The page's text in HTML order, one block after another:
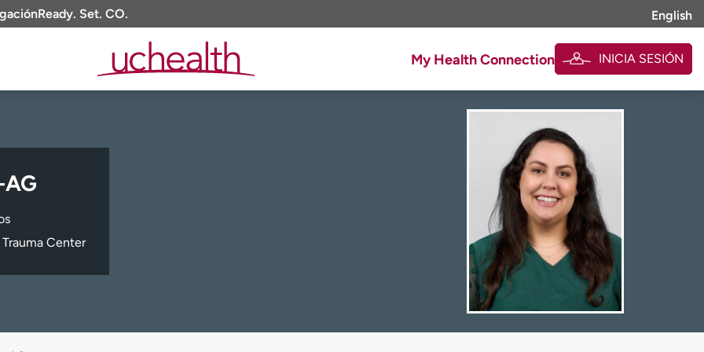
Ready. Set. CO. English
My Health Connection INICIA SESIÓN
Center